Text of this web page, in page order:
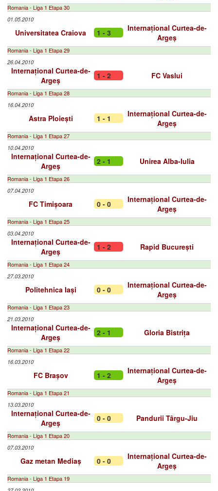
Romania - Liga 1 Etapa 30
01.05.2010
Universitatea Craiova 1 - 3
Internațional Curtea-de-
Argeș
Romania - Liga 1 Etapa 29
26.04.2010
Internațional Curtea-de-
Argeș
1 - 2 FC Vaslui
Romania - Liga 1 Etapa 28
16.04.2010
Astra Ploiești 1 - 1
Internațional Curtea-de-
Argeș
Romania - Liga 1 Etapa 27
10.04.2010
Internațional Curtea-de-
Argeș
2 - 1 Unirea Alba-Iulia
Romania - Liga 1 Etapa 26
07.04.2010
FC Timișoara 0 - 0
Internațional Curtea-de-
Argeș
Romania - Liga 1 Etapa 25
03.04.2010
Internațional Curtea-de-
Argeș
1 - 2 Rapid București
Romania - Liga 1 Etapa 24
27.03.2010
Politehnica Iași 0 - 0
Internațional Curtea-de-
Argeș
Romania - Liga 1 Etapa 23
21.03.2010
Internațional Curtea-de-
Argeș
2 - 1 Gloria Bistrița
Romania - Liga 1 Etapa 22
16.03.2010
FC Brașov 1 - 2
Internațional Curtea-de-
Argeș
Romania - Liga 1 Etapa 21
13.03.2010
Internațional Curtea-de-
Argeș
0 - 0 Pandurii Târgu-Jiu
Romania - Liga 1 Etapa 20
07.03.2010
Gaz metan Mediaș 0 - 0
Internațional Curtea-de-
Argeș
Romania - Liga 1 Etapa 19